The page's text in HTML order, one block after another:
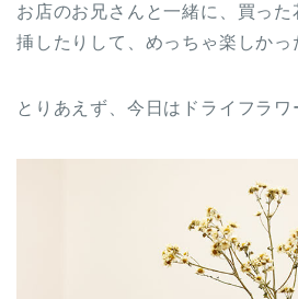
お店のお兄さんと一緒に、買った
挿したりして、めっちゃ楽しかっ
とりあえず、今日はドライフラワ